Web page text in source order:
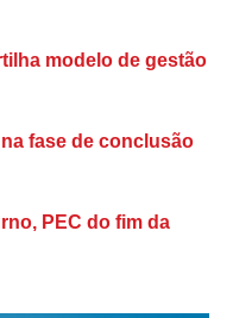
modelo de gestão
fase de conclusão
PEC do fim da